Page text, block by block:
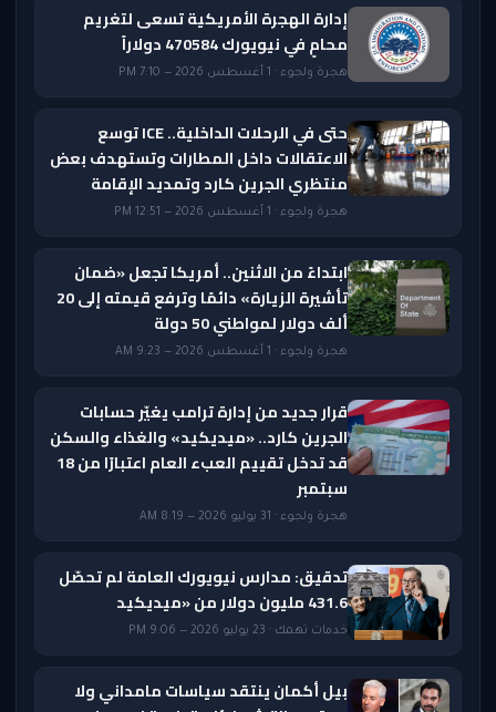
إدارة الهجرة الأمريكية تسعى لتغريم
محامٍ في نيويورك 470584 دولاراً
هجرة ولجوء · 1 أغسطس 2026 — 7:10 PM
حتى في الرحلات الداخلية.. ICE توسع
الاعتقالات داخل المطارات وتستهدف بعض
منتظري الجرين كارد وتمديد الإقامة
هجرة ولجوء · 1 أغسطس 2026 — 12:51 PM
ابتداءً من الاثنين.. أمريكا تجعل «ضمان
تأشيرة الزيارة» دائمًا وترفع قيمته إلى 20
ألف دولار لمواطني 50 دولة
هجرة ولجوء · 1 أغسطس 2026 — 9:23 AM
قرار جديد من إدارة ترامب يغيّر حسابات
الجرين كارد.. «ميديكيد» والغذاء والسكن
قد تدخل تقييم العبء العام اعتبارًا من 18
سبتمبر
هجرة ولجوء · 31 يوليو 2026 — 8:19 AM
تدقيق: مدارس نيويورك العامة لم تحصّل
431.6 مليون دولار من «ميديكيد
خدمات تهمك · 23 يوليو 2026 — 9:06 PM
بيل أكمان ينتقد سياسات مامداني ولا